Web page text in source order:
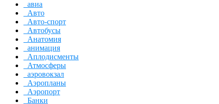
авиа
Авто
Авто-спорт
Автобусы
Анатомия
анимация
Аплодисменты
Атмосферы
аэровокзал
Аэропланы
Аэропорт
Банки